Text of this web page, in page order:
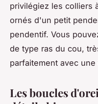
privilégiez les colliers
ornés d'un petit
pendentif. Vous
de type ras du cou,
parfaitement avec
Les boucles